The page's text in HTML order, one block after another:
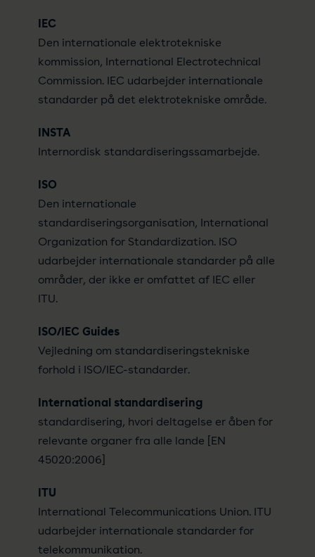
IEC
Den internationale elektrotekniske
kommission, International Electrotechnical
Commission. IEC udarbejder internationale
standarder på det elektrotekniske område.
INSTA
Internordisk standardiseringssamarbejde.
ISO
Den internationale
standardiseringsorganisation, International
Organization for Standardization. ISO
udarbejder internationale standarder på alle
områder, der ikke er omfattet af IEC eller
ITU.
ISO/IEC Guides
Vejledning om standardiseringstekniske
forhold i ISO/IEC-standarder.
International standardisering
standardisering, hvori deltagelse er åben for
relevante organer fra alle lande [EN
45020:2006]
ITU
International Telecommunications Union. ITU
udarbejder internationale standarder for
telekommunikation.